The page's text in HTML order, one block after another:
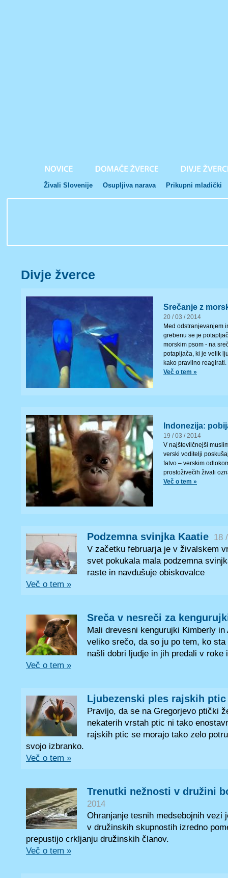
Živali Slovenije Osupljiva narava Prikupni mladički
Divje žverce
Srečanje z
20 / 03 / 2014
Med odstranjevanjem
grebenu se je
morskim psom - na
potapljača, ki je velik
kako pravilno reagirati.
Več o tem »
Indonezija:
19 / 03 / 2014
V najštevilčnejši
verski voditelji
fatvo – verskim
prostoživečih živali
Več o tem »
Podzemna svinjka Kaatie 18
V začetku februarja je v živalskem
svet pokukala mala podzemna
raste in navdušuje obiskovalce
Več o tem »
Sreča v nesreči za
Mali drevesni kengurujki Kimberly in
veliko srečo, da so ju po tem, ko
našli dobri ljudje in jih predali v roke
Več o tem »
Ljubezenski ples rajskih ptic
Pravijo, da se na Gregorjevo ptički
nekaterih vrstah ptic ni tako
rajskih ptic se morajo tako zelo
svojo izbranko.
Več o tem »
Trenutki nežnosti v družini
2014
Ohranjanje tesnih medsebojnih vezi
v družinskih skupnostih izredno
prepustijo crkljanju družinskih članov.
Več o tem »